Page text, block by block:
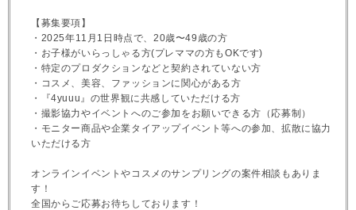
【募集要項】
・2025年11月1日時点で、20歳〜49歳の方
・お子様がいらっしゃる方(プレママの方もOKです)
・特定のプロダクションなどと契約されていない方
・コスメ、美容、ファッションに関心がある方
・『4yuuu』の世界観に共感していただける方
・撮影協力やイベントへのご参加をお願いできる方（応募制）
・モニター商品や企業タイアップイベント等への参加、拡散に協力
いただける方
オンラインイベントやコスメのサンプリングの案件相談もありま
す！
全国からご応募お待ちしております！